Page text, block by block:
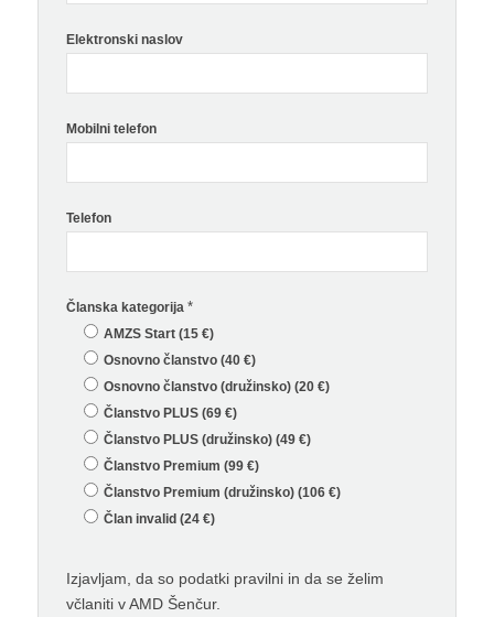
Elektronski naslov
Mobilni telefon
Telefon
Članska kategorija *
AMZS Start (15 €)
Osnovno članstvo (40 €)
Osnovno članstvo (družinsko) (20 €)
Članstvo PLUS (69 €)
Članstvo PLUS (družinsko) (49 €)
Članstvo Premium (99 €)
Članstvo Premium (družinsko) (106 €)
Član invalid (24 €)
Izjavljam, da so podatki pravilni in da se želim
včlaniti v AMD Šenčur.